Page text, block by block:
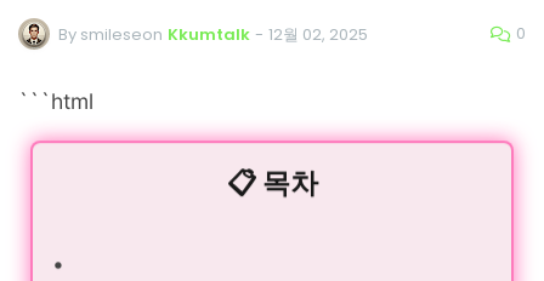
By smileseon Kkumtalk - 12월 02, 2025 0
```html
📋 목차